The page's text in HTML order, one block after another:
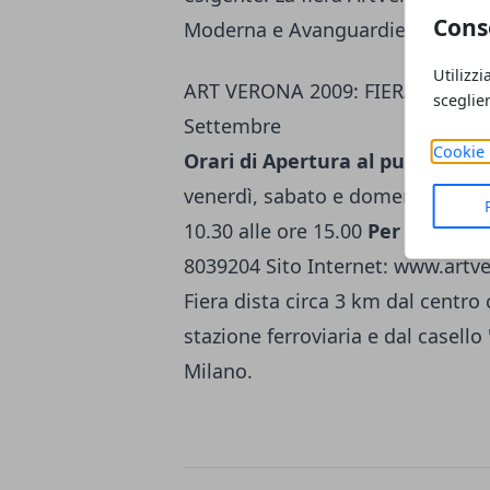
Cookie
Moderna e Avanguardie
ART VERONA 2009: FIERA DI
Settembre
Orari di Apertura al pubblico:-
venerdì, sabato e domenica
10.30 alle ore 15.00 Per
8039204 Sito Internet:
Fiera dista circa 3 km dal
stazione ferroviaria e dal
Milano.